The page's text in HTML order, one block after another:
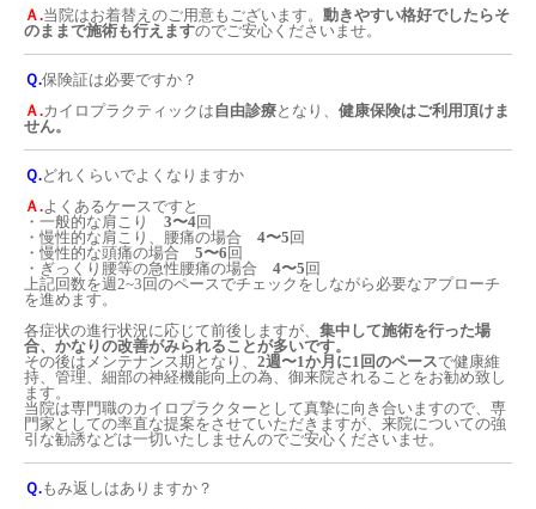
Ａ.当院はお着替えのご用意もございます。 動きやすい格好でしたらそ
のままで施術も行えますのでご安心くださいませ。
Ｑ.保険証は必要ですか？
Ａ.カイロプラクティックは自由診療となり、 健康保険はご利用頂けま
せん。
Ｑ.どれくらいでよくなりますか
Ａ.よくあるケースですと
・一般的な肩こり 3〜4回
・慢性的な肩こり、腰痛の場合 4〜5 回
・慢性的な頭痛の場合 5〜6 回
・ぎっくり腰等の急性腰痛の場合 4〜5 回
上記回数を週2~3回のペースでチェックをしながら必要なアプローチ
を進めます。
各症状の進行状況に応じて前後しますが、 集中して施術を行った場
合、かなりの改善がみられることが多いです。
その後はメンテナンス期となり、 2週〜1か月に1回のペースで健康維
持、管理、細部の神経機能向上の為、御来院されることをお勧め致し
ます。
当院は専門職のカイロプラクターとして真摯に向き合いますので、専
門家としての率直な提案をさせていただきますが、来院についての強
引な勧誘などは一切いたしませんのでご安心くださいませ。
Ｑ.もみ返しはありますか？